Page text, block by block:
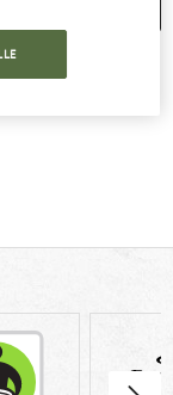
får du